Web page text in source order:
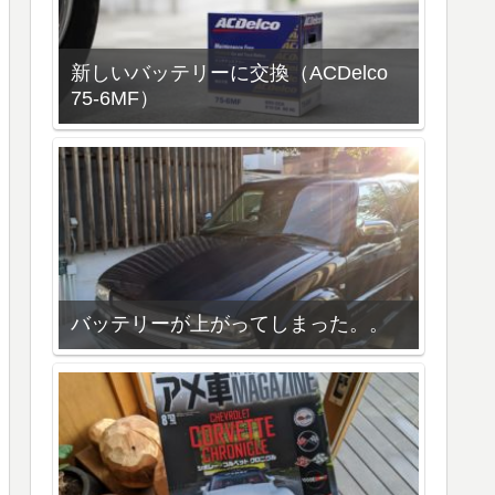
新しいバッテリーに交換（ACDelco
75-6MF）
バッテリーが上がってしまった。。